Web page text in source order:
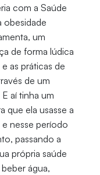
com a Saúde
obesidade
um
de forma lúdica
as práticas de
de um
aí tinha um
que ela usasse a
nesse período
passando a
própria saúde
água,